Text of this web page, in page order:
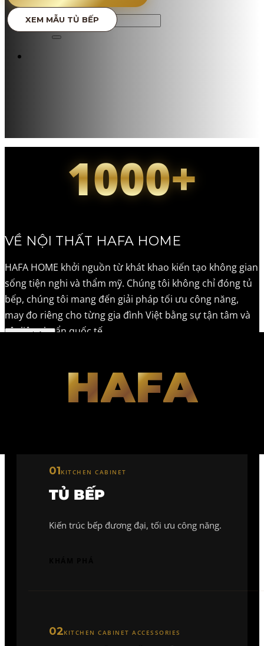
TIN TỨC
Tìm
kiếm:
XEM MẪU TỦ BẾP
1000+
VỀ NỘI THẤT HAFA HOME
HAFA HOME khởi nguồn từ khát khao kiến tạo không gian
sống tiện nghi và thẩm mỹ. Chúng tôi không chỉ đóng tủ
bếp, chúng tôi mang đến giải pháp tối ưu công năng,
may đo riêng cho từng gia đình Việt bằng sự tận tâm và
vật liệu chuẩn quốc tế
Xem thêm
HAFA
01KITCHEN CABINET
TỦ BẾP
Kiến trúc bếp đương đại, tối ưu công năng.
02KITCHEN CABINET ACCESSORIES